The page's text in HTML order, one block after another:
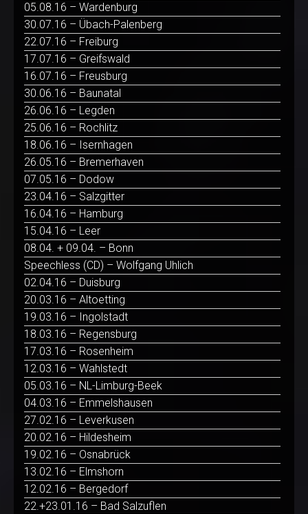
05.08.16 – Wardenburg
30.07.16 – Übach-Palenberg
22.07.16 – Freiburg
17.07.16 – Greifswald
16.07.16 – Freusburg
30.06.16 – Baunatal
26.06.16 – Legden
25.06.16 – Rochlitz
18.06.16 – Isernhagen
26.05.16 – Bremerhaven
07.05.16 – Dodow
23.04.16 – Salzgitter
16.04.16 – Hamburg
15.04.16 – Leer
08.04. + 09.04. – Bonn
Speechless (CD) – Wolfgang Uhlich
02.04.16 – Duisburg
20.03.16 – Altoetting
19.03.16 – Ingolstadt
18.03.16 – Regensburg
17.03.16 – Rosenheim
12.03.16 – Wahlstedt
05.03.16 – NL-Limburg-Beek
04.03.16 – Emmelshausen
27.02.16 – Leverkusen
20.02.16 – Hildesheim
19.02.16 – Osnabrück
13.02.16 – Elmshorn
12.02.16 – Bergedorf
22.+23.01.16 – Bad Salzuflen